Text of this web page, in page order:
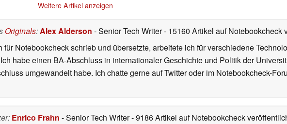
Weitere Artikel anzeigen
Originals:Alex Alderson - Senior Tech Writer- 15160 Artikel auf Notebookcheck
für Notebookcheck schrieb und übersetzte, arbeitete ich für verschiedene
habe einen BA-Abschluss in internationaler Geschichte und Politik der
umgewandelt habe. Ich chatte gerne auf Twitter oder im Notebookcheck-
Enrico Frahn - Senior Tech Writer- 9186 Artikel auf Notebookcheck